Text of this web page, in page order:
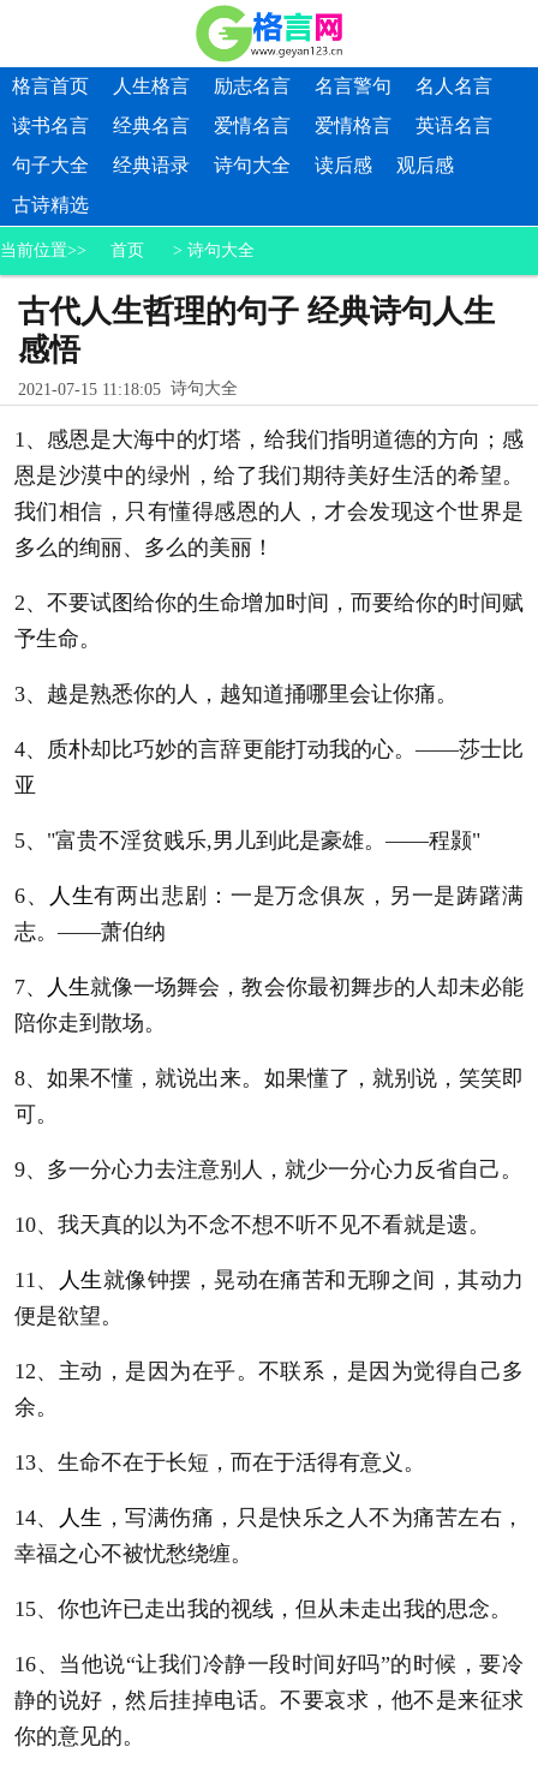
格言首页 人生格言 励志名言 名言警句
名人名言
读书名言
经典名言 爱情名言 爱情格言
英语名言
句子大全
经典语录 诗句大全 读后感
观后感
古诗精选
当前位置>> 首页 > 诗句大全
古代人生哲理的句子 经典诗句人生
感悟
2021-07-15 11:18:05 诗句大全
1、感恩是大海中的灯塔，给我们指明道德的方向；感
恩是沙漠中的绿州，给了我们期待美好生活的希望。
我们相信，只有懂得感恩的人，才会发现这个世界是
多么的绚丽、多么的美丽！
2、不要试图给你的生命增加时间，而要给你的时间赋
予生命。
3、越是熟悉你的人，越知道捅哪里会让你痛。
4、质朴却比巧妙的言辞更能打动我的心。——莎士比
亚
5、"富贵不淫贫贱乐,男儿到此是豪雄。——程颢"
6、 人生有两出悲剧：一是万念俱灰，另一是踌躇满
志。——萧伯纳
7、 人生就像一场舞会，教会你最初舞步的人却未必能
陪你走到散场。
8、如果不懂，就说出来。如果懂了，就别说，笑笑即
可。
9、多一分心力去注意别人，就少一分心力反省自己。
10、我天真的以为不念不想不听不见不看就是遗。
11、 人生 就像钟摆，晃动在痛苦和无聊之间，其动力
便是欲望。
12、主动，是因为在乎。不联系，是因为觉得自己多
余。
13、生命不在于长短，而在于活得有意义。
14、 人生 ，写满伤痛，只是快乐之人不为痛苦左右，
幸福之心不被忧愁绕缠。
15、你也许已走出我的视线，但从未走出我的思念。
16、当他说“让我们冷静一段时间好吗”的时候，要冷
静的说好，然后挂掉电话。不要哀求，他不是来征求
你的意见的。